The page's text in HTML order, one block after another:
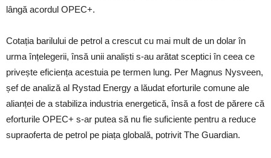
lângă acordul OPEC+.
Cotația barilului de petrol a crescut cu mai mult de un dolar în
urma înțelegerii, însă unii analiști s-au arătat sceptici în ceea ce
privește eficiența acestuia pe termen lung. Per Magnus Nysveen,
șef de analiză al Rystad Energy a lăudat eforturile comune ale
alianței de a stabiliza industria energetică, însă a fost de părere că
eforturile OPEC+ s-ar putea să nu fie suficiente pentru a reduce
supraoferta de petrol pe piața globală, potrivit The Guardian.